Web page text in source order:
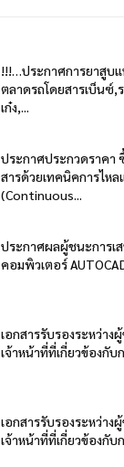
!!!…ประกาศการยาสูบ
ตลาดรถโดยสารเบ็นซ์
เก๋ง,...
ประกาศประกวดราคา
สารด้วยเทคนิคการไห
(Continuous...
ประกาศผลผู้ชนะการเ
คอมพิวเตอร์
เอกสารรับรองระหว่าง
เจ้าหน้าที่ที่เกี่ยวข้องกั
เอกสารรับรองระหว่าง
เจ้าหน้าที่ที่เกี่ยวข้องกั